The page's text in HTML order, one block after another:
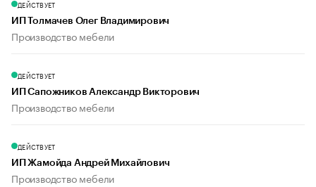
ДЕЙСТВУЕТ
ИП Толмачев Олег Владимирович
Производство мебели
ДЕЙСТВУЕТ
ИП Сапожников Александр Викторович
Производство мебели
ДЕЙСТВУЕТ
ИП Жамойда Андрей Михайлович
Производство мебели